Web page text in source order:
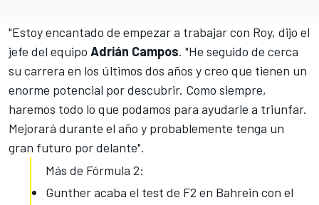
"Estoy encantado de empezar a trabajar con Roy, dijo el
jefe del equipo Adrián Campos. "He seguido de cerca
su carrera en los últimos dos años y creo que tienen un
enorme potencial por descubrir. Como siempre,
haremos todo lo que podamos para ayudarle a triunfar.
Mejorará durante el año y probablemente tenga un
gran futuro por delante".
Más de Fórmula 2:
Gunther acaba el test de F2 en Bahrein con el